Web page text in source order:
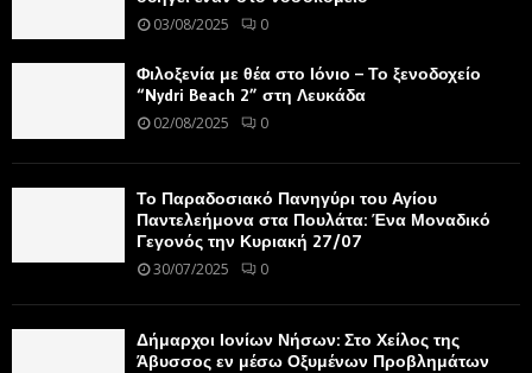
03/08/2025 0
Φιλοξενία με θέα στο Ιόνιο – Το ξενοδοχείο
“Nydri Beach 2” στη Λευκάδα
02/08/2025 0
Το Παραδοσιακό Πανηγύρι του Αγίου
Παντελεήμονα στα Πουλάτα: Ένα Μοναδικό
Γεγονός την Κυριακή 27/07
30/07/2025 0
Δήμαρχοι Ιονίων Νήσων: Στο Χείλος της
Άβυσσος εν μέσω Οξυμένων Προβλημάτων